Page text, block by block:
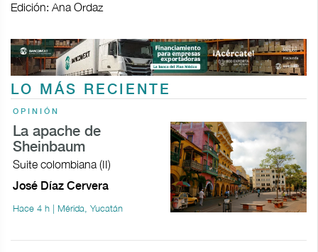
Edición: Ana Ordaz
LO MÁS RECIENTE
OPINIÓN
La apache de
Sheinbaum
Suite colombiana (II)
José Díaz Cervera
Hace 4 h | Mérida, Yucatán